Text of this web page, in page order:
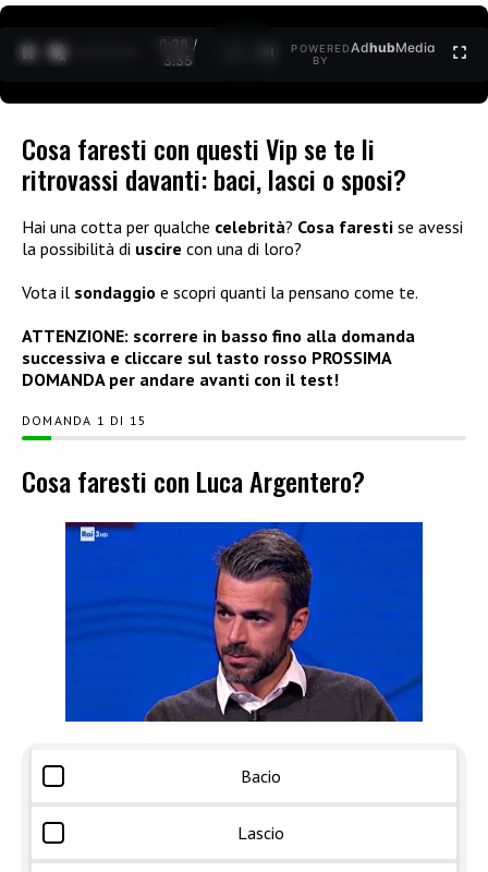
0:29 /
3:35
POWERED
BY
AdhubMedia
Cosa faresti con questi Vip se te li
ritrovassi davanti: baci, lasci o sposi?
Hai una cotta per qualche celebrità? Cosa faresti se avessi
la possibilità di uscire con una di loro?
Vota il sondaggio e scopri quanti la pensano come te.
ATTENZIONE: scorrere in basso fino alla domanda
successiva e cliccare sul tasto rosso PROSSIMA
DOMANDA per andare avanti con il test!
DOMANDA DI 15
Cosa faresti con Luca Argentero?
Bacio
Lascio